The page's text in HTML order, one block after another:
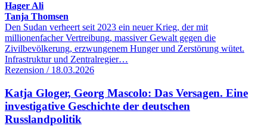
Hager Ali
Tanja Thomsen
Den Sudan verheert seit 2023 ein neuer Krieg, der mit
millionenfacher Vertreibung, massiver Gewalt gegen die
Zivilbevölkerung, erzwungenem Hunger und Zerstörung wütet.
Infrastruktur und Zentralregier…
Rezension / 18.03.2026
Katja Gloger, Georg Mascolo: Das Versagen. Eine
investigative Geschichte der deutschen
Russlandpolitik